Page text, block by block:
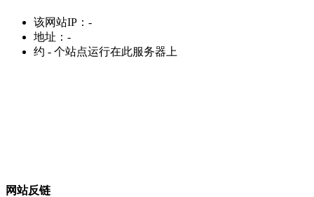
该网站IP： -
地址： -
约 - 个站点运行在此服务器上
网站反链